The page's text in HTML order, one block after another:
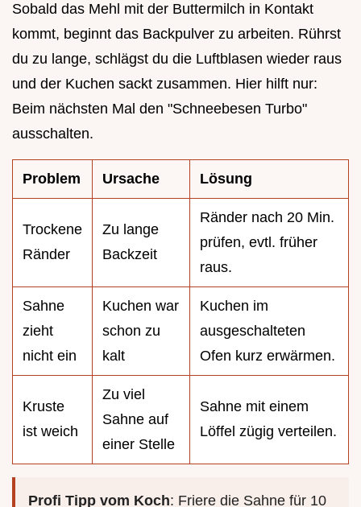
Sobald das Mehl mit der Buttermilch in Kontakt
kommt, beginnt das Backpulver zu arbeiten. Rührst
du zu lange, schlägst du die Luftblasen wieder raus
und der Kuchen sackt zusammen. Hier hilft nur:
Beim nächsten Mal den "Schneebesen Turbo"
ausschalten.
Problem Ursache Lösung
Trockene
Ränder
Zu lange
Backzeit
Ränder nach 20 Min.
prüfen, evtl. früher
raus.
Sahne
zieht
nicht ein
Kuchen war
schon zu
kalt
Kuchen im
ausgeschalteten
Ofen kurz erwärmen.
Kruste
ist weich
Zu viel
Sahne auf
einer Stelle
Sahne mit einem
Löffel zügig verteilen.
Profi Tipp vom Koch: Friere die Sahne für 10